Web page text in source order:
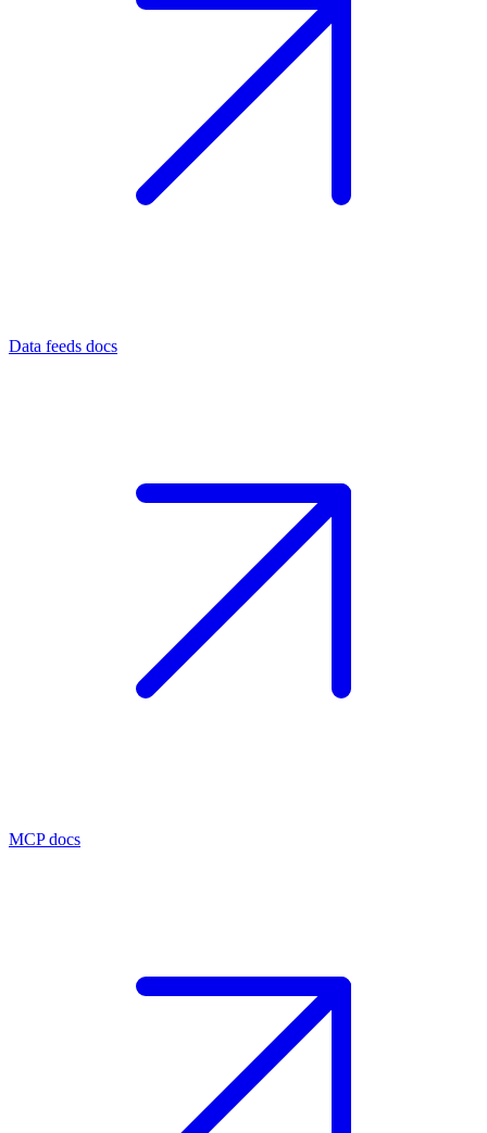
Data feeds docs
MCP docs